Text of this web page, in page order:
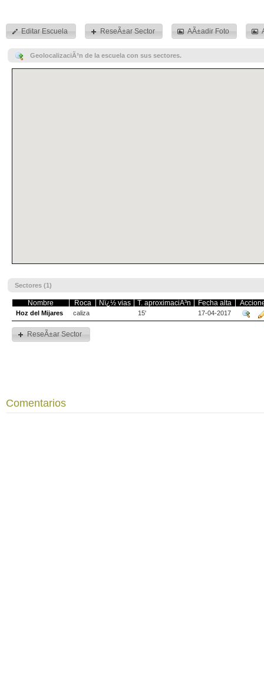
Editar Escuela ReseÃ±ar Sector AÃ±adir Foto
GeolocalizaciÃ³n de la escuela con sus sectores.
Sectores (1)
Nombre Roca Nï¿½ vias T. aproximaciÃ³n Fecha alta
Hoz del Mijares
caliza 15' 17-04-2017
ReseÃ±ar Sector
Comentarios